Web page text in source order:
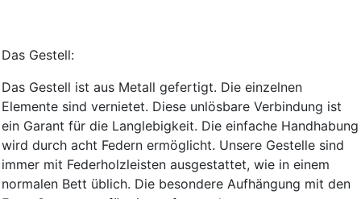
Das Gestell:
Das Gestell ist aus Metall gefertigt. Die einzelnen
Elemente sind vernietet. Diese unlösbare Verbindung ist
ein Garant für die Langlebigkeit. Die einfache Handhabung
wird durch acht Federn ermöglicht. Unsere Gestelle sind
immer mit Federholzleisten ausgestattet, wie in einem
normalen Bett üblich. Die besondere Aufhängung mit den